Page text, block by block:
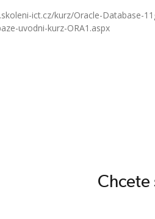
ict.cz/kurz/Oracle-Database-
uvodni-kurz-ORA1.aspx
Chcete